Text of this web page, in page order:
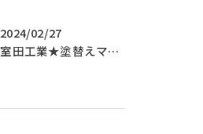
2024/02/27
㈱室田工業★塗替えマスターズ★築35年以上のお宅の施工事例